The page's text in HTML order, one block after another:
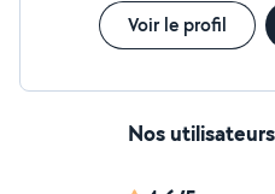
Voir le profil
Nos